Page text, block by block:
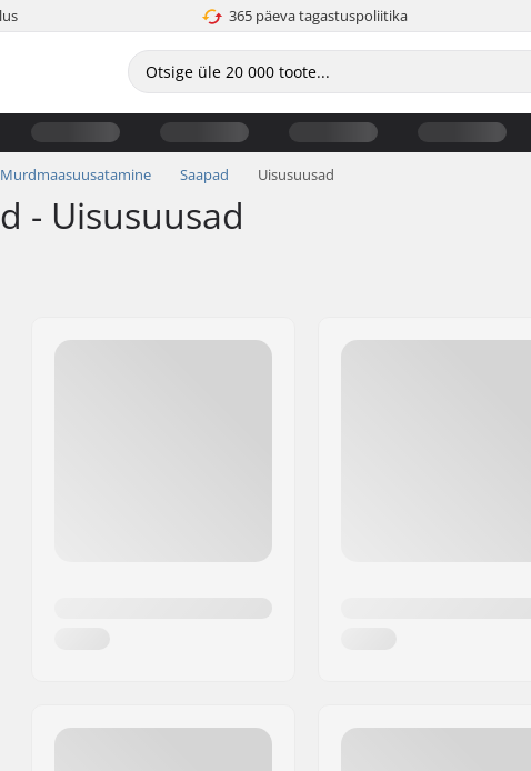
365 päeva tagastuspoliitika
Murdmaasuusatamine Saapad Uisusuusad
- Uisusuusad